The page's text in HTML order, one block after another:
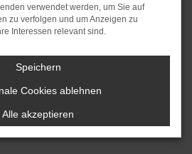
wenn es um erstklassige
Sie mehr über unsere
Gebrauchtwagen Flotte und
die bevorzugte Adresse für Audi
ist.
verwendet werden, um Sie auf
zu verfolgen und um Anzeigen zu
Interessen relevant sind.
Speichern
Cookies ablehnen
Alle akzeptieren